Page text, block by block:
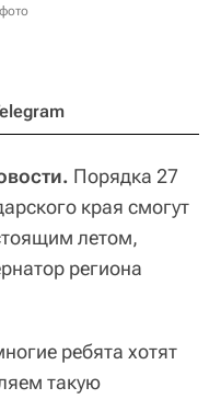
Порядка 27
края смогут
летом,
региона
ребята хотят
такую